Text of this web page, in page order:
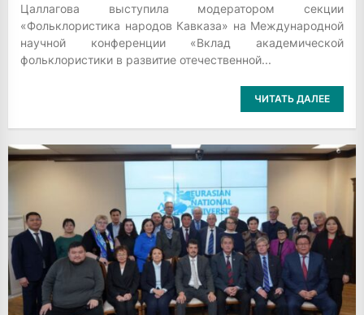
Цаллагова выступила модератором секции
«Фольклористика народов Кавказа» на Международной
научной конференции «Вклад академической
фольклористики в развитие отечественной...
ЧИТАТЬ ДАЛЕЕ